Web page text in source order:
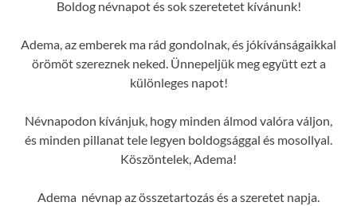
Boldog névnapot és sok szeretetet kívánunk!
Adema, az emberek ma rád gondolnak, és jókívánságaikkal
örömöt szereznek neked. Ünnepeljük meg együtt ezt a
különleges napot!
Névnapodon kívánjuk, hogy minden álmod valóra váljon,
és minden pillanat tele legyen boldogsággal és mosollyal.
Köszöntelek, Adema!
Adema névnap az összetartozás és a szeretet napja.